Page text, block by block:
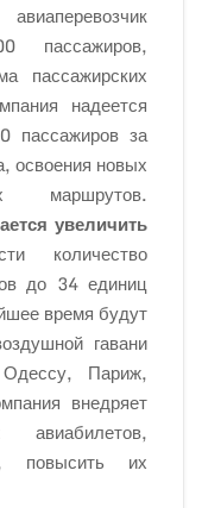
пассажиров,
пассажирских
надеется
пассажиров за
освоения новых
маршрутов.
увеличить
количество
до 34 единиц
время будут
гавани
Париж,
внедряет
повысить их